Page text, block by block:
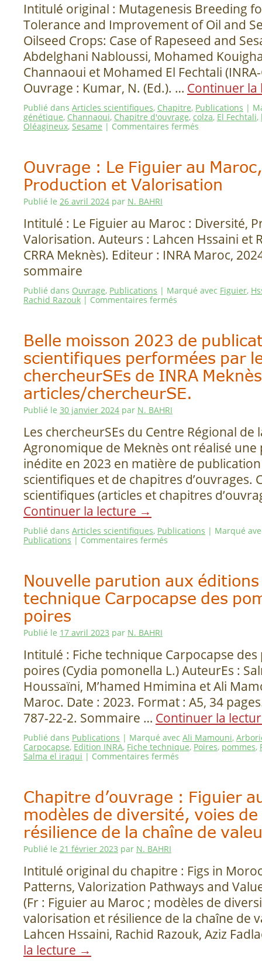
Intitulé original : Mutagenesis Breeding
Tolerance and Improvement of Oil and
Oilseed Crops: Case of Rapeseed and
Abdelghani Nabloussi, Mohamed
Channaoui et Mohamed El Fechtali
Ouvrage : Kumar, N. (Ed.). … Continuer
Publié dans Articles scientifiques, Chapitre, Publications |
génétique, Channaoui, Chapitre d'ouvrage, colza, El Fechtali,
Oléagineux, Sesame | Commentaires fermés
Ouvrage : Le Figuier au
Production et Valorisation
Publié le 26 avril 2024 par N. BAHRI
Intitulé : Le Figuier au Maroc : Diversité,
Valorisation. Auteurs : Lahcen Hssaini et
CRRA Meknès). Editeur : INRA Maroc,
sommaire
Publié dans Ouvrage, Publications | Marqué avec Figuier,
Rachid Razouk | Commentaires fermés
Belle moisson 2023 de
scientifiques performées par
chercheurSEs de INRA
articles/chercheurSE.
Publié le 30 janvier 2024 par N. BAHRI
Les chercheurSEs du Centre Régional de
Agronomique de Meknès ont réalisé
inédite en 2023 en matière de publication
scientifiques et de chapitres d’ouvrages.
scientifiques (articles et chapitres
Continuer la lecture →
Publié dans Articles scientifiques, Publications | Marqué
Publications | Commentaires fermés
Nouvelle parution aux
technique Carpocapse des
poires
Publié le 17 avril 2023 par N. BAHRI
Intitulé : Fiche technique Carpocapse
poires (Cydia pomonella L.) AuteurEs :
Houssaïni, M’hamed Hmimina et Ali
Maroc. Date : 2023. Format : A5, 34
787-22-2. Sommaire … Continuer la
Publié dans Publications | Marqué avec Ali Mamouni,
Carpocapse, Edition INRA, Fiche technique, Poires, pommes,
Salma el iraqui | Commentaires fermés
Chapitre d’ouvrage : Figuier
modèles de diversité, voies
résilience de la chaîne de
Publié le 21 février 2023 par N. BAHRI
Intitulé original du chapitre : Figs in
Patterns, Valorization Pathways and
(Fr : Figuier au Maroc ; modèles de
valorisation et résilience de la chaîne de
Lahcen Hssaini, Rachid Razouk, Aziz
la lecture →